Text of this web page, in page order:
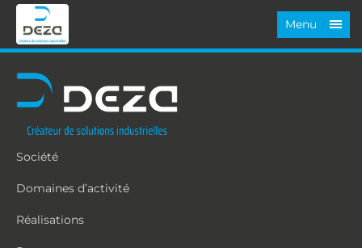
Menu
Société
Domaines d’activité
Réalisations